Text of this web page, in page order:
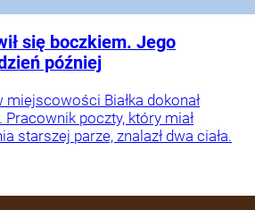
się boczkiem. Jego
później
Białka dokonał
poczty, który miał
starszej parze, znalazł dwa ciała.